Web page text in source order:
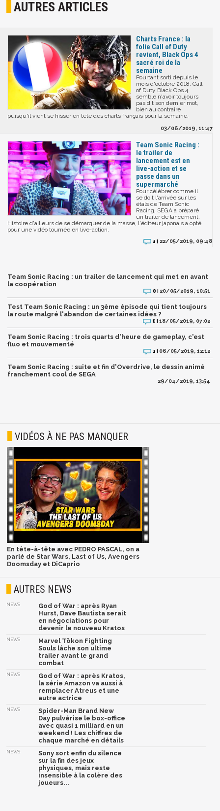
AUTRES ARTICLES
Charts France : la
folie Call of Duty
revient, Black Ops 4
sacré roi de la
semaine
Pourtant sorti depuis le
mois d'octobre 2018, Call
of Duty Black Ops 4
semble n'avoir toujours
pas dit son dernier mot,
bien au contraire
puisqu'il vient se hisser en tête des charts français pour la semaine.
03/06/2019, 11:47
Team Sonic Racing :
le trailer de
lancement est en
live-action et se
passe dans un
supermarché
Pour célébrer comme il
se doit l'arrivée sur les
étals de Team Sonic
Racing, SEGA a préparé
un trailer de lancement.
Histoire d'ailleurs de se démarquer de la masse, l'éditeur japonais a opté
pour une vidéo tournée en live-action.
1 | 22/05/2019, 09:48
Team Sonic Racing : un trailer de lancement qui met en avant
la coopération
8 | 20/05/2019, 10:51
Test Team Sonic Racing : un 3ème épisode qui tient toujours
la route malgré l'abandon de certaines idées ?
8 |18/05/2019, 07:02
Team Sonic Racing : trois quarts d'heure de gameplay, c'est
fluo et mouvementé
1 | 06/05/2019, 12:12
Team Sonic Racing : suite et fin d'Overdrive, le dessin animé
franchement cool de SEGA
29/04/2019, 13:54
VIDÉOS À NE PAS MANQUER
En tête-à-tête avec PEDRO PASCAL, on a
parlé de Star Wars, Last of Us, Avengers
Doomsday et DiCaprio
AUTRES NEWS
NEWS
God of War : après Ryan
Hurst, Dave Bautista serait
en négociations pour
devenir le nouveau Kratos
NEWS
Marvel Tōkon Fighting
Souls lâche son ultime
trailer avant le grand
combat
NEWS
God of War : après Kratos,
la série Amazon va aussi à
remplacer Atreus et une
autre actrice
NEWS
Spider-Man Brand New
Day pulvérise le box-office
avec quasi 1 milliard en un
weekend ! Les chiffres de
chaque marché en détails
NEWS
Sony sort enfin du silence
sur la fin des jeux
physiques, mais reste
insensible à la colère des
joueurs...